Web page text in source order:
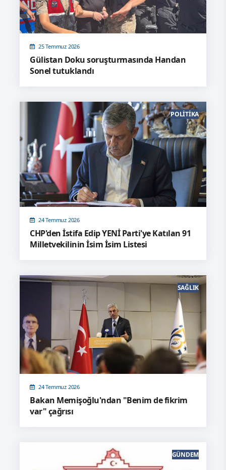
25 Temmuz 2026
Gülistan Doku soruşturmasında Handan
Sonel tutuklandı
24 Temmuz 2026
CHP'den İstifa Edip YENİ Parti'ye Katılan 91
Milletvekilinin İsim İsim Listesi
POLITIKA
24 Temmuz 2026
Bakan Memişoğlu'ndan "Benim de fikrim
var" çağrısı
SAĞLIK
GÜNDEM